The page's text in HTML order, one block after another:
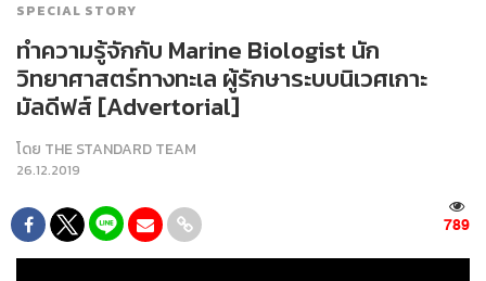
SPECIAL STORY
ทำความรู้จักกับ Marine Biologist นัก
วิทยาศาสตร์ทางทะเล ผู้รักษาระบบนิเวศเกาะ
มัลดีฟส์ [Advertorial]
โดย THE STANDARD TEAM
26.12.2019
789